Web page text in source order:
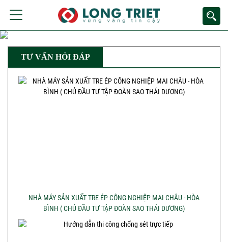
TƯ VẤN HỎI ĐÁP
NHÀ MÁY SẢN XUẤT TRE ÉP CÔNG NGHIỆP MAI CHÂU - HÒA
BÌNH ( CHỦ ĐẦU TƯ TẬP ĐOÀN SAO THÁI DƯƠNG)